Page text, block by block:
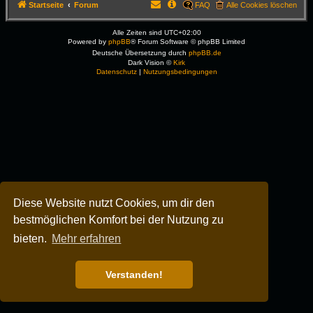
Diese Website nutzt Cookies, um dir den
bestmöglichen Komfort bei der Nutzung zu
bieten. Mehr erfahren
Verstanden!
Startseite Forum Alle Cookies löschen
FAQ
Alle Zeiten sind UTC+02:00
Powered by phpBB® Forum Software © phpBB Limited
Deutsche Übersetzung durch phpBB.de
Dark Vision ©Kirk
Datenschutz| Nutzungsbedingungen